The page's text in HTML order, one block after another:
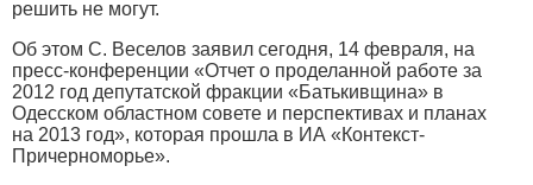
решить не могут.
Об этом С. Веселов заявил сегодня, 14 февраля, на
пресс-конференции «Отчет о проделанной работе за
2012 год депутатской фракции «Батькивщина» в
Одесском областном совете и перспективах и планах
на 2013 год», которая прошла в ИА «Контекст-
Причерноморье».